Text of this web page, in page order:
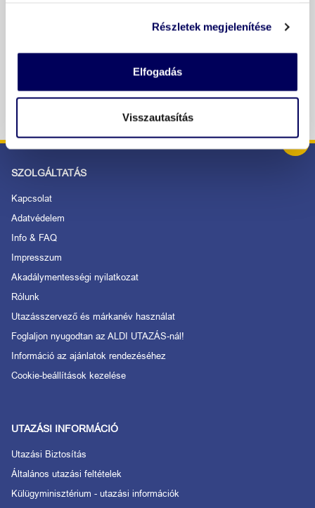
Részletek megjelenítése
Elfogadás
Visszautasítás
BIZTONSÁGOS RENDELÉS ÉS FIZETÉS
SZOLGÁLTATÁS
Kapcsolat
Adatvédelem
Info & FAQ
Impresszum
Akadálymentességi nyilatkozat
Rólunk
Utazásszervező és márkanév használat
Foglaljon nyugodtan az ALDI UTAZÁS-nál!
Információ az ajánlatok rendezéséhez
Cookie-beállítások kezelése
UTAZÁSI INFORMÁCIÓ
Utazási Biztosítás
Általános utazási feltételek
Külügyminisztérium - utazási információk